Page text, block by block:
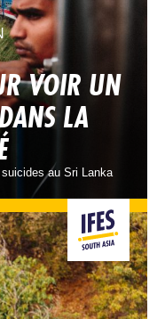
VOIR UN
LA
au Sri Lanka